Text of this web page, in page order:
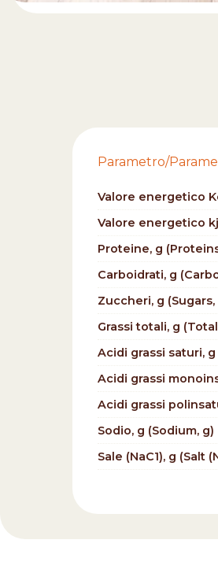
Parametro/
Valore energetico
Valore energetico
Proteine, g
Carboidrati, g
Zuccheri, g (Sugars,
Grassi totali, g
Acidi grassi saturi,
Acidi grassi
Acidi grassi
Sodio, g (Sodium, g)
Sale (NaC1), g (Salt